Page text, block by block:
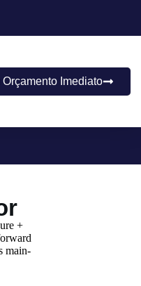
Orçamento Imediato
+
main-